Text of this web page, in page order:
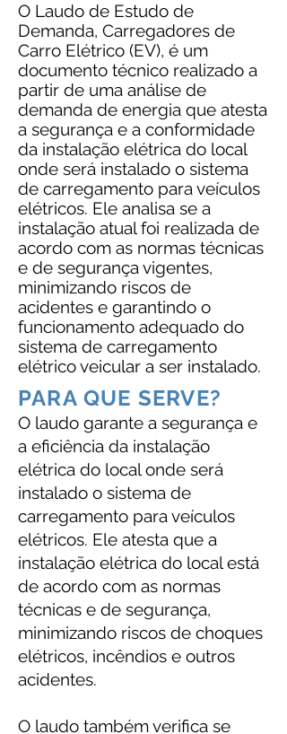
O Laudo de Estudo de
Demanda, Carregadores de
Carro Elétrico (EV), é um
documento técnico realizado a
partir de uma análise de
demanda de energia que atesta
a segurança e a conformidade
da instalação elétrica do local
onde será instalado o sistema
de carregamento para veículos
elétricos. Ele analisa se a
instalação atual foi realizada de
acordo com as normas técnicas
e de segurança vigentes,
minimizando riscos de
acidentes e garantindo o
funcionamento adequado do
sistema de carregamento
elétrico veicular a ser instalado.
PARA QUE SERVE?
O laudo garante a segurança e
a eficiência da instalação
elétrica do local onde será
instalado o sistema de
carregamento para veículos
elétricos. Ele atesta que a
instalação elétrica do local está
de acordo com as normas
técnicas e de segurança,
minimizando riscos de choques
elétricos, incêndios e outros
acidentes.
O laudo também verifica se